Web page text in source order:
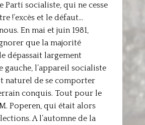
Parti socialiste, qui ne cesse
!’excès et le défaut…
En mai et juin 1981,
que la majorité
dépassait largement
gauche, l’appareil socialiste
naturel de se comporter
conquis. Tout pour le
Poperen, qui était alors
A l’automne de la